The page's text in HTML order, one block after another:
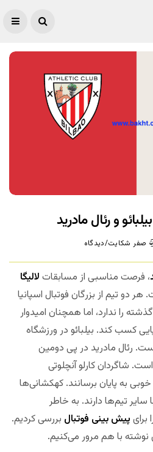
و رئال مادرید
صفر شکایت/دیدگاه
، فرصت مناسبی از مسابقات لالیگا
هر دو تیم از بزرگان فوتبال اسپانیا
را ندارد، اما همچنان امیدوار
کسب کند. بیلبائو در ورزشگاه
رئال مادرید در پی دومین
است. شاگردان کارلو آنچلوتی
به پایان برسانند. کهکشانی‌ها
تیم‌ها دارند. به خاطر
پیش بینی فوتبال بررسی کردیم.
نوشته با هم مرور می‌کنیم.